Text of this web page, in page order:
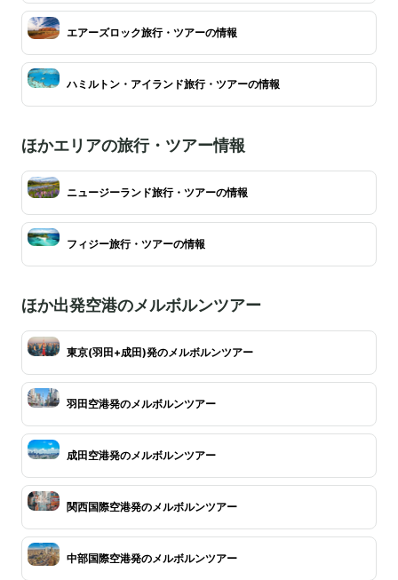
エアーズロック旅行・ツアーの情報
ハミルトン・アイランド旅行・ツアーの情報
ほかエリアの旅行・ツアー情報
ニュージーランド旅行・ツアーの情報
フィジー旅行・ツアーの情報
ほか出発空港のメルボルンツアー
東京(羽田+成田)発のメルボルンツアー
羽田空港発のメルボルンツアー
成田空港発のメルボルンツアー
関西国際空港発のメルボルンツアー
中部国際空港発のメルボルンツアー